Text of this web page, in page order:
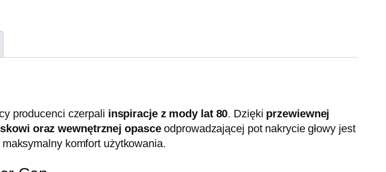
producenci czerpali inspiracje z mody lat 80. Dzięki przewiewnej
oraz wewnętrznej opasceodprowadzającej pot nakrycie głowy jest
komfort użytkowania.